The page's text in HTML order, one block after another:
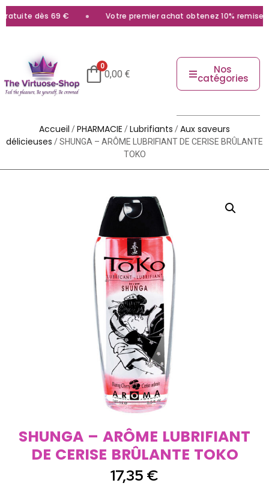
dès 69 € Votre premier achat obtenez 10% remise
0
0,00 € Nos
catégories
Accueil /PHARMACIE /Lubrifiants /Aux saveurs
délicieuses / SHUNGA – ARÔME LUBRIFIANT DE CERISE BRÛLANTE
TOKO
SHUNGA – ARÔME LUBRIFIANT
DE CERISE BRÛLANTE TOKO
17,35 €